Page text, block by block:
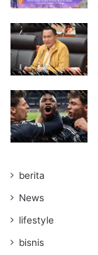
berita
News
lifestyle
bisnis